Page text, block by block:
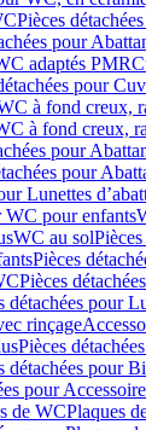
Pièces
pour
adaptés PMR
pour
à fond creux,
à fond creux,
pour
pour
Lunettes
WC pour enfants
WC au sol
Pièces
Pièces
détachées pour
rinçage
Pièces
détachées pour
pour
de WCPlaques